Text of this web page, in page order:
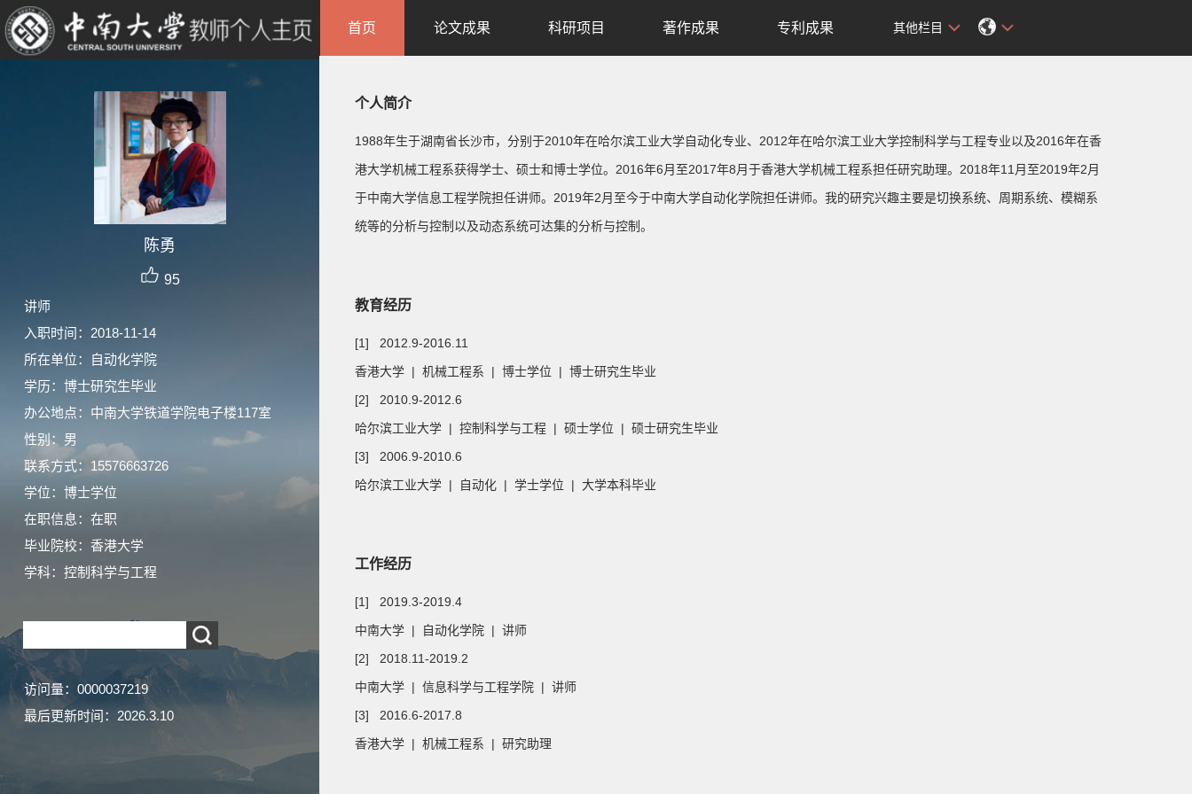
陈勇
95
讲师
入职时间：2018-11-14
所在单位：自动化学院
学历：博士研究生毕业
办公地点：中南大学铁道学院电子楼117室
性别：男
联系方式：15576663726
学位：博士学位
在职信息：在职
毕业院校：香港大学
学科：控制科学与工程
访问量： 0000037219
最后更新时间： 2026.3.10
首页 论文成果 科研项目 著作成果 专利成果 其他栏目
个人简介
1988年生于湖南省长沙市，分别于2010年在哈尔滨工业大学自动化专业、2012年在哈尔滨工业大学控制科学与工程专业以及2016年在香
港大学机械工程系获得学士、硕士和博士学位。2016年6月至2017年8月于香港大学机械工程系担任研究助理。2018年11月至2019年2月
于中南大学信息工程学院担任讲师。2019年2月至今于中南大学自动化学院担任讲师。我的研究兴趣主要是切换系统、周期系统、模糊系
统等的分析与控制以及动态系统可达集的分析与控制。
教育经历
[1] 2012.9-2016.11
香港大学 | 机械工程系 | 博士学位 | 博士研究生毕业
[2] 2010.9-2012.6
哈尔滨工业大学 | 控制科学与工程 | 硕士学位 | 硕士研究生毕业
[3] 2006.9-2010.6
哈尔滨工业大学 | 自动化 | 学士学位 | 大学本科毕业
工作经历
[1] 2019.3-2019.4
中南大学 | 自动化学院 | 讲师
[2] 2018.11-2019.2
中南大学 | 信息科学与工程学院 | 讲师
[3] 2016.6-2017.8
香港大学 | 机械工程系 | 研究助理